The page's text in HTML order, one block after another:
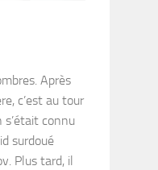
Après
c’est au tour
s’était connu
surdoué
Plus tard, il